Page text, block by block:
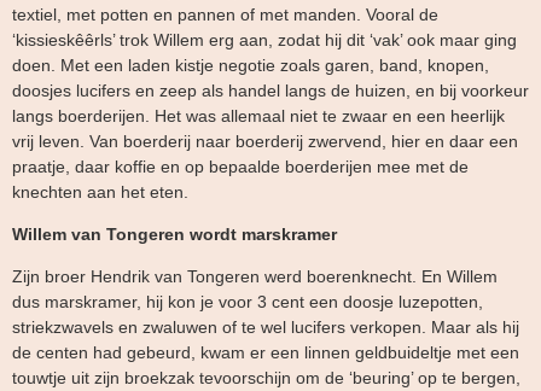
textiel, met potten en pannen of met manden. Vooral de
‘kissieskêêrls’ trok Willem erg aan, zodat hij dit ‘vak’ ook maar ging
doen. Met een laden kistje negotie zoals garen, band, knopen,
doosjes lucifers en zeep als handel langs de huizen, en bij voorkeur
langs boerderijen. Het was allemaal niet te zwaar en een heerlijk
vrij leven. Van boerderij naar boerderij zwervend, hier en daar een
praatje, daar koffie en op bepaalde boerderijen mee met de
knechten aan het eten.
Willem van Tongeren wordt marskramer
Zijn broer Hendrik van Tongeren werd boerenknecht. En Willem
dus marskramer, hij kon je voor 3 cent een doosje luzepotten,
striekzwavels en zwaluwen of te wel lucifers verkopen. Maar als hij
de centen had gebeurd, kwam er een linnen geldbuideltje met een
touwtje uit zijn broekzak tevoorschijn om de ‘beuring’ op te bergen,